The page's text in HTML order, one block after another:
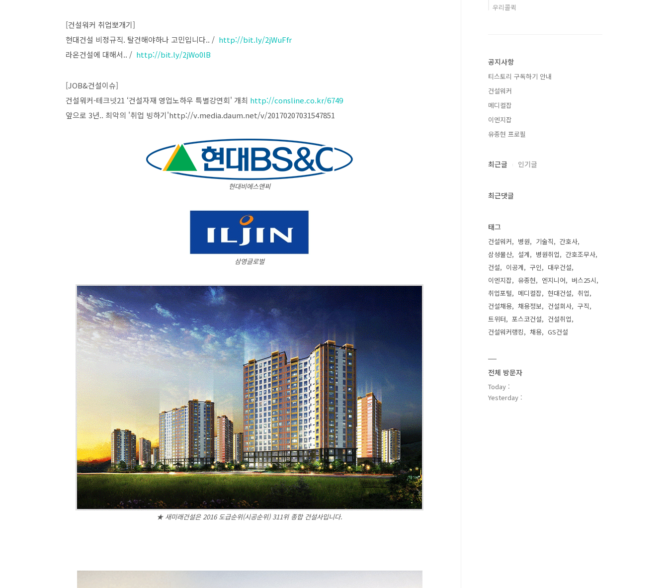
[건설워커 취업뽀개기]
현대건설 비정규직. 탈건해야하나 고민입니다.. / http://bit.ly/2jWuFfr
라온건설에 대해서.. / http://bit.ly/2jWo0lB
[JOB&건설이슈]
건설워커-테크넷21 ‘건설자재 영업노하우 특별강연회' 개최 http://consline.co.kr/6749
앞으로 3년.. 최악의 '취업 빙하기'http://v.media.daum.net/v/20170207031547851
현대비에스앤씨
삼영글로벌
★ 새미래건설은 2016 도급순위(시공순위) 311위 종합 건설사입니다.
우리콜퀵
공지사항
티스토리 구독하기 안내
건설워커
메디컬잡
이엔지잡
유종현 프로필
최근글 인기글
최근댓글
태그
건설워커 병원 기술직
간호사
삼성물산
설계 병원취업
간호조무사
건설
이공계 구인
대우건설
이엔지잡
유종현 엔지니어
버스25시
취업포털
메디컬잡 현대건설
취업
건설채용
채용정보 건설회사
구직
트위터
포스코건설
건설취업
건설워커랭킹
채용 GS건설
전체 방문자
Today :
Yesterday :